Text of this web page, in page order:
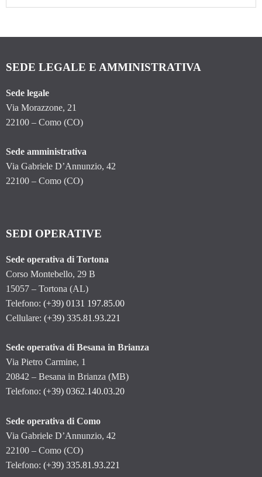
SEDE LEGALE E AMMINISTRATIVA
Sede legale
Via Morazzone, 21
22100 – Como (CO)
Sede amministrativa
Via Gabriele D’Annunzio, 42
22100 – Como (CO)
SEDI OPERATIVE
Sede operativa di Tortona
Corso Montebello, 29 B
15057 – Tortona (AL)
Telefono: (+39) 0131 197.85.00
Cellulare: (+39) 335.81.93.221
Sede operativa di Besana in Brianza
Via Pietro Carmine, 1
20842 – Besana in Brianza (MB)
Telefono: (+39) 0362.140.03.20
Sede operativa di Como
Via Gabriele D’Annunzio, 42
22100 – Como (CO)
Telefono: (+39) 335.81.93.221